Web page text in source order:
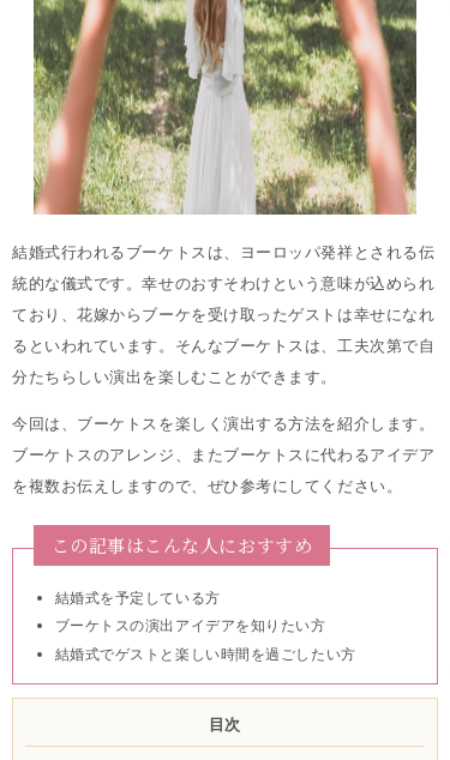
結婚式行われるブーケトスは、ヨーロッパ発祥とされる伝
統的な儀式です。幸せのおすそわけという意味が込められ
ており、花嫁からブーケを受け取ったゲストは幸せになれ
るといわれています。そんなブーケトスは、工夫次第で自
分たちらしい演出を楽しむことができます。
今回は、ブーケトスを楽しく演出する方法を紹介します。
ブーケトスのアレンジ、またブーケトスに代わるアイデア
を複数お伝えしますので、ぜひ参考にしてください。
この記事はこんな人におすすめ
結婚式を予定している方
ブーケトスの演出アイデアを知りたい方
結婚式でゲストと楽しい時間を過ごしたい方
目次